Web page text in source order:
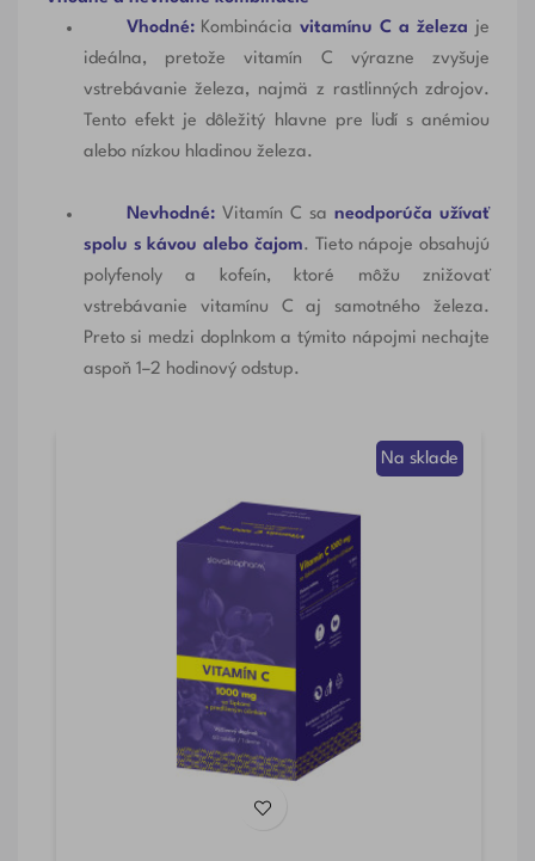
Vhodné:Kombináciavitamínu C a železa je
ideálna, pretože vitamín C výrazne zvyšuje
vstrebávanie železa, najmä z rastlinných zdrojov.
Tento efekt je dôležitý hlavne pre ľudí s anémiou
alebo nízkou hladinou železa.
Nevhodné: Vitamín C saneodporúča užívať
spolu s kávou alebo čajom. Tieto nápoje obsahujú
polyfenoly a kofeín, ktoré môžu znižovať
vstrebávanie vitamínu C aj samotného železa.
Preto si medzi doplnkom a týmito nápojmi nechajte
aspoň 1–2 hodinový odstup.
Na sklade